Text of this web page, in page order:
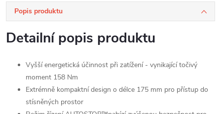
Popis produktu
Detailní popis produktu
Vyšší energetická účinnost při zatížení - vynikající točivý
moment 158 Nm
Extrémně kompaktní design o délce 175 mm pro přístup do
stísněných prostor